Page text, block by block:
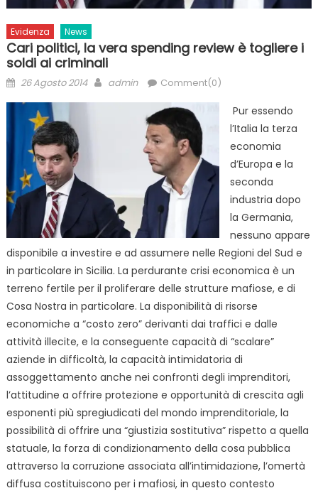
Evidenza News
Cari politici, la vera spending review è togliere i
soldi ai criminali
Posted
26 Agosto 2014 Author
admin Comment(0)
Pur essendo
l’Italia la terza
economia
d’Europa e la
seconda
industria dopo
la Germania,
nessuno appare
disponibile a investire e ad assumere nelle Regioni del Sud e
in particolare in Sicilia. La perdurante crisi economica è un
terreno fertile per il proliferare delle strutture mafiose, e di
Cosa Nostra in particolare. La disponibilità di risorse
economiche a “costo zero” derivanti dai traffici e dalle
attività illecite, e la conseguente capacità di “scalare”
aziende in difficoltà, la capacità intimidatoria di
assoggettamento anche nei confronti degli imprenditori,
l’attitudine a offrire protezione e opportunità di crescita agli
esponenti più spregiudicati del mondo imprenditoriale, la
possibilità di offrire una “giustizia sostitutiva” rispetto a quella
statuale, la forza di condizionamento della cosa pubblica
attraverso la corruzione associata all’intimidazione, l’omertà
diffusa costituiscono per i mafiosi, in questo contesto